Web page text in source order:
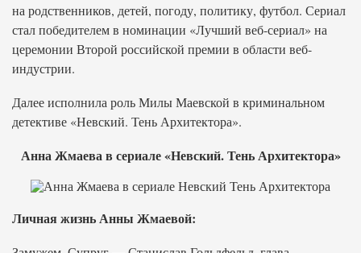
на родственников, детей, погоду, политику, футбол. Сериал
стал победителем в номинации «Лучший веб-сериал» на
церемонии Второй российской премии в области веб-
индустрии.
Далее исполнила роль Милы Маевской в криминальном
детективе «Невский. Тень Архитектора».
Анна Жмаева в сериале «Невский. Тень Архитектора»
Личная жизнь Анны Жмаевой: